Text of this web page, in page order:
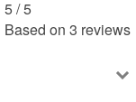
5 /5
Based on 3 reviews